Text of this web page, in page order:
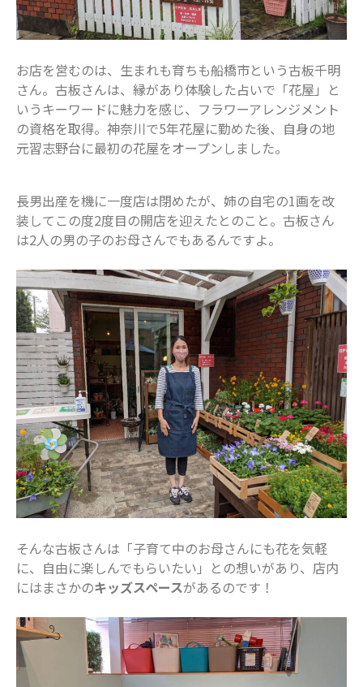
2025年2月
2025年1月
2024年10月
2024年8月
2024年7月
2024年6月
2024年4月
2024年3月
2024年2月
2024年1月
2023年12月
2023年11月
2023年10月
2023年9月
2023年8月
2023年7月
2023年6月
2023年5月
2023年4月
2023年3月
2023年1月
2022年12月
2022年10月
2022年9月
2022年8月
お店を営むのは、生まれも育ちも船橋市という古板千明
さん。古板さんは、縁があり体験した占いで「花屋」と
いうキーワードに魅力を感じ、フラワーアレンジメント
の資格を取得。神奈川で5年花屋に勤めた後、自身の地
元習志野台に最初の花屋をオープンしました。
長男出産を機に一度店は閉めたが、姉の自宅の1画を改
装してこの度2度目の開店を迎えたとのこと。古板さん
は2人の男の子のお母さんでもあるんですよ。
そんな古板さんは「子育て中のお母さんにも花を気軽
に、自由に楽しんでもらいたい」との想いがあり、店内
にはまさかのキッズスペースがあるのです！